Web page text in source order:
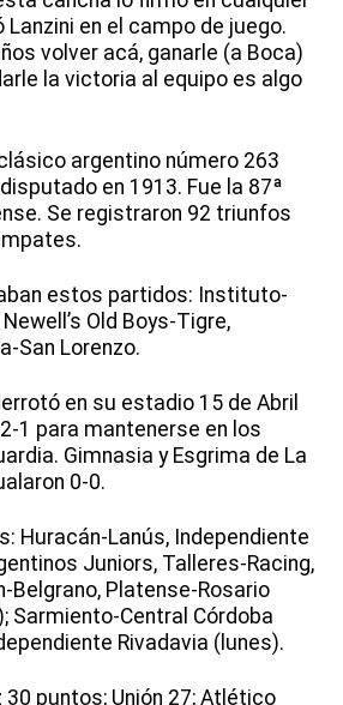
Lanzini en el campo de juego.
volver acá, ganarle (a Boca)
la victoria al equipo es algo
argentino número 263
en 1913. Fue la 87ª
Se registraron 92 triunfos
estos partidos: Instituto-
Old Boys-Tigre,
San Lorenzo.
en su estadio 15 de Abril
1 para mantenerse en los
Gimnasia y Esgrima de La
0-0.
Huracán-Lanús, Independiente
Juniors, Talleres-Racing,
Platense-Rosario
Sarmiento-Central Córdoba
Rivadavia (lunes).
30 puntos; Unión 27; Atlético